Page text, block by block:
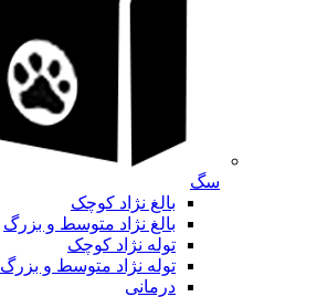
سگ
بالغ نژاد کوچک
بالغ نژاد متوسط و بزرگ
توله نژاد کوچک
توله نژاد متوسط و بزرگ
درمانی